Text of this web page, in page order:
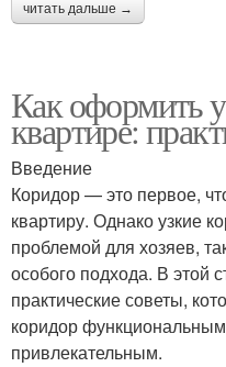
читать дальше →
Как оформить
квартире:
Введение
Коридор — это первое,
квартиру. Однако узкие
проблемой для хозяев,
особого подхода. В этой
практические советы,
коридор
привлекательным.